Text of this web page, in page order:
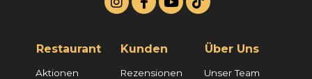
Restaurant
Aktionen
Kunden
Rezensionen
Über Uns
Unser Team